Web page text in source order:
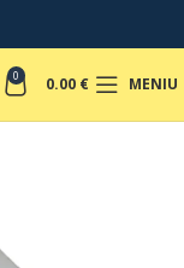
0 0.00 € MENIU